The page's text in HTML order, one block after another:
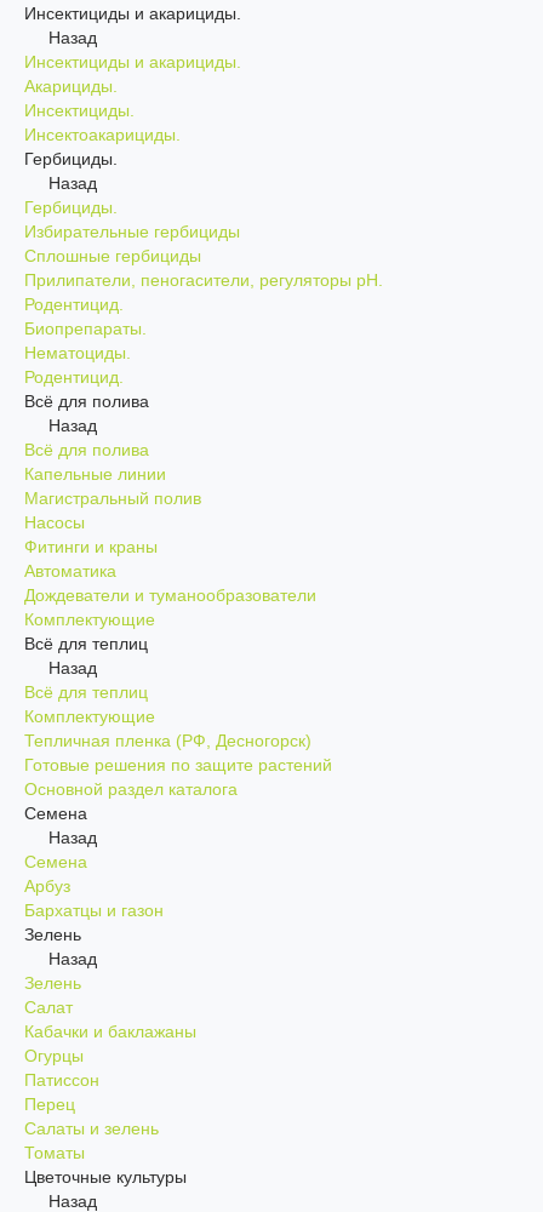
Инсектициды и акарициды.
Назад
Инсектициды и акарициды.
Акарициды.
Инсектициды.
Инсектоакарициды.
Гербициды.
Назад
Гербициды.
Избирательные гербициды
Сплошные гербициды
Прилипатели, пеногасители, регуляторы pH.
Родентицид.
Биопрепараты.
Нематоциды.
Родентицид.
Всё для полива
Назад
Всё для полива
Капельные линии
Магистральный полив
Насосы
Фитинги и краны
Автоматика
Дождеватели и туманообразователи
Комплектующие
Всё для теплиц
Назад
Всё для теплиц
Комплектующие
Тепличная пленка (РФ, Десногорск)
Готовые решения по защите растений
Основной раздел каталога
Семена
Назад
Семена
Арбуз
Бархатцы и газон
Зелень
Назад
Зелень
Салат
Кабачки и баклажаны
Огурцы
Патиссон
Перец
Салаты и зелень
Томаты
Цветочные культуры
Назад